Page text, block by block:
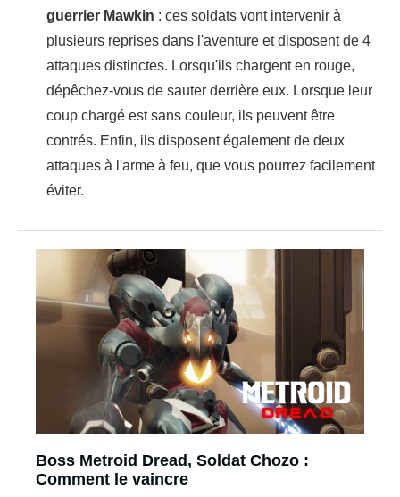
guerrier Mawkin : ces soldats vont intervenir à
plusieurs reprises dans l'aventure et disposent de 4
attaques distinctes. Lorsqu'ils chargent en rouge,
dépêchez-vous de sauter derrière eux. Lorsque leur
coup chargé est sans couleur, ils peuvent être
contrés. Enfin, ils disposent également de deux
attaques à l'arme à feu, que vous pourrez facilement
éviter.
Boss Metroid Dread, Soldat Chozo :
Comment le vaincre